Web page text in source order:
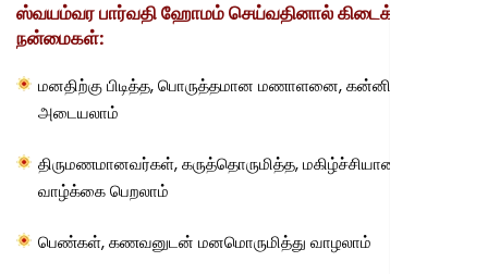
ஸ்வயம்வர பார்வதி ஹோமம் செய்வதினால் கிடைக்கும்
நன்மைகள்:
மனதிற்கு பிடித்த, பொருத்தமான மணாளனை, கன்னிப் பெண்கள்
அடையலாம்
திருமணமானவர்கள், கருத்தொருமித்த, மகிழ்ச்சியான மண
வாழ்க்கை பெறலாம்
பெண்கள், கணவனுடன் மனமொருமித்து வாழலாம்